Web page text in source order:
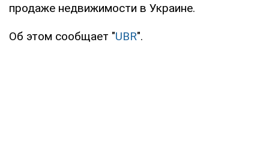
продаже недвижимости в Украине.
Об этом сообщает "UBR".